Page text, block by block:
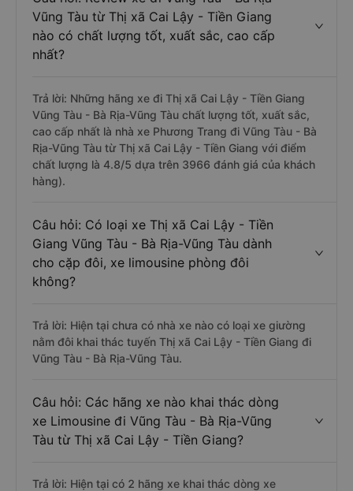
Vũng Tàu từ Thị xã Cai Lậy - Tiền Giang
nào có chất lượng tốt, xuất sắc, cao cấp
nhất?
Trả lời: Những hãng xe đi Thị xã Cai Lậy - Tiền Giang
Vũng Tàu - Bà Rịa-Vũng Tàu chất lượng tốt, xuất sắc,
cao cấp nhất là nhà xe Phương Trang đi Vũng Tàu - Bà
Rịa-Vũng Tàu từ Thị xã Cai Lậy - Tiền Giang với điểm
chất lượng là 4.8/5 dựa trên 3966 đánh giá của khách
hàng).
Câu hỏi: Có loại xe Thị xã Cai Lậy - Tiền
Giang Vũng Tàu - Bà Rịa-Vũng Tàu dành
cho cặp đôi, xe limousine phòng đôi
không?
Trả lời: Hiện tại chưa có nhà xe nào có loại xe giường
nằm đôi khai thác tuyến Thị xã Cai Lậy - Tiền Giang đi
Vũng Tàu - Bà Rịa-Vũng Tàu.
Câu hỏi: Các hãng xe nào khai thác dòng
xe Limousine đi Vũng Tàu - Bà Rịa-Vũng
Tàu từ Thị xã Cai Lậy - Tiền Giang?
Trả lời: Hiện tại có 2 hãng xe khai thác dòng xe